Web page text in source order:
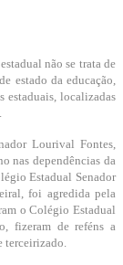
não se trata de
estado da educação,
estaduais, localizadas
Lourival Fontes,
nas dependências da
Estadual Senador
foi agredida pela
o Colégio Estadual
fizeram de reféns a
terceirizado.